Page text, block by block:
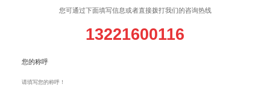
您可通过下面填写信息或者直接拨打我们的咨询热线
13221600116
您的称呼